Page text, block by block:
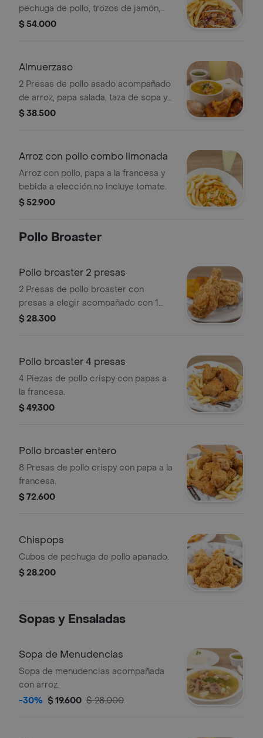
pechuga de pollo, trozos de jamón,
raíces chinas y vegetales, papas
$ 54.000
Almuerzaso
2 Presas de pollo asado acompañado
de arroz, papa salada, taza de sopa y
limonada natural.
$ 38.500
Arroz con pollo combo limonada
Arroz con pollo, papa a la francesa y
bebida a elección.no incluye tomate.
$ 52.900
Pollo Broaster
Pollo broaster 2 presas
2 Presas de pollo broaster con
presas a elegir acompañado con 1
patacón.
$ 28.300
Pollo broaster 4 presas
4 Piezas de pollo crispy con papas a
la francesa.
$ 49.300
Pollo broaster entero
8 Presas de pollo crispy con papa a la
francesa.
$ 72.600
Chispops
Cubos de pechuga de pollo apanado.
$ 28.200
Sopas y Ensaladas
Sopa de Menudencias
Sopa de menudencias acompañada
con arroz.
-30% $ 19.600 $ 28.000